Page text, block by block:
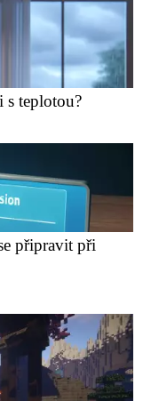
s teplotou?
připravit při